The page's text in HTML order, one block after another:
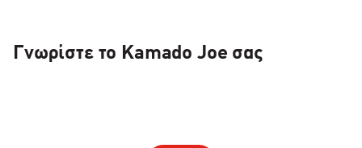
Γνωρίστε το Kamado Joe σας